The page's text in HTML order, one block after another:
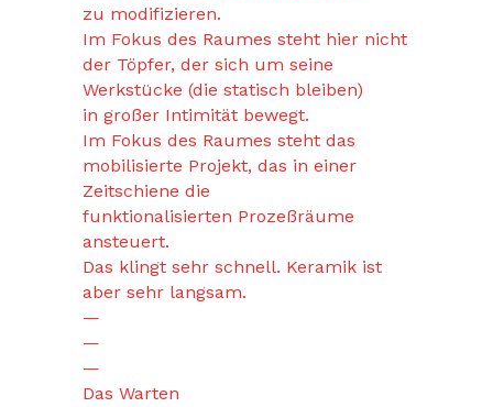
zu modifizieren.
Im Fokus des Raumes steht hier nicht
der Töpfer, der sich um seine
Werkstücke (die statisch bleiben)
in großer Intimität bewegt.
Im Fokus des Raumes steht das
mobilisierte Projekt, das in einer
Zeitschiene die
funktionalisierten Prozeßräume
ansteuert.
Das klingt sehr schnell. Keramik ist
aber sehr langsam.
—
—
—
Das Warten